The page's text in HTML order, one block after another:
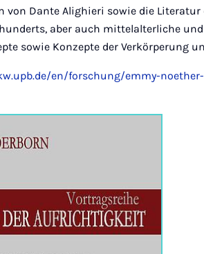
Dante Alighieri sowie die Literatur
aber auch mittelalterliche und
sowie Konzepte der Verkörperung
en/forschung/emmy-noether-